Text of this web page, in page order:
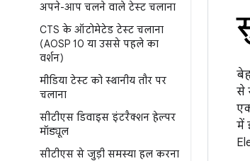
अपने-आप चलने वाले टेस्ट चलाना
CTS के ऑटोमेटेड टेस्ट चलाना
(AOSP 10 या उससे पहले का
वर्शन)
मीडिया टेस्ट को स्थानीय तौर पर
चलाना
सीटीएस डिवाइस इंटरैक्शन हेल्पर
मॉड्यूल
सीटीएस से जुड़ी समस्या हल करना
से
में